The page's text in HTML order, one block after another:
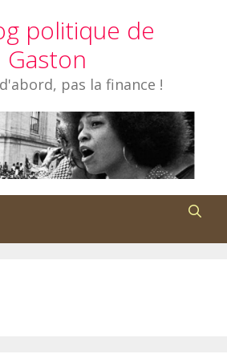
politique de
Gaston
pas la finance !